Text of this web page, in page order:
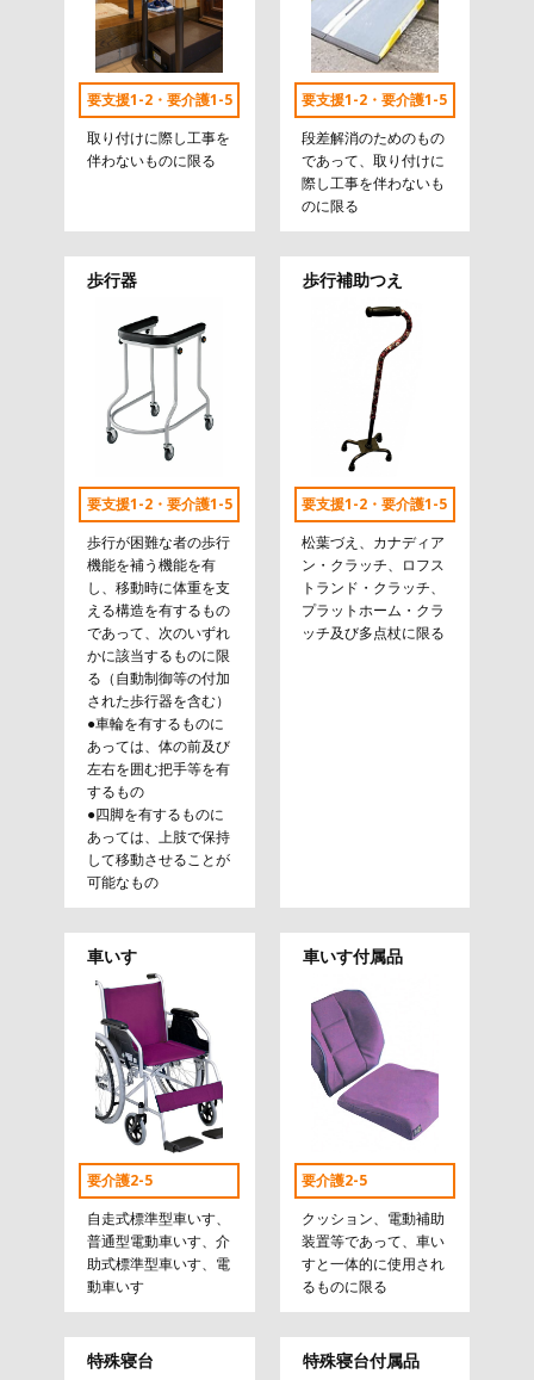
要支援1-2・要介護1-5
取り付けに際し工事を
伴わないものに限る
要支援1-2・要介護1-5
段差解消のためのもの
であって、取り付けに
際し工事を伴わないも
のに限る
歩行器
要支援1-2・要介護1-5
歩行が困難な者の歩行
機能を補う機能を有
し、移動時に体重を支
える構造を有するもの
であって、次のいずれ
かに該当するものに限
る（自動制御等の付加
された歩行器を含む）
●車輪を有するものに
あっては、体の前及び
左右を囲む把手等を有
するもの
●四脚を有するものに
あっては、上肢で保持
して移動させることが
可能なもの
歩行補助つえ
要支援1-2・要介護1-5
松葉づえ、カナディア
ン・クラッチ、ロフス
トランド・クラッチ、
プラットホーム・クラ
ッチ及び多点杖に限る
車いす
要介護2-5
自走式標準型車いす、
普通型電動車いす、介
助式標準型車いす、電
動車いす
車いす付属品
要介護2-5
クッション、電動補助
装置等であって、車い
すと一体的に使用され
るものに限る
特殊寝台 特殊寝台付属品